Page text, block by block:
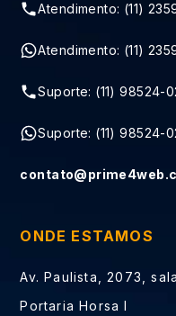
Atendimento: (11)
Atendimento: (11)
Suporte: (11) 98524-
Suporte: (11) 98524-
ONDE ESTAMOS
Av. Paulista, 2073,
Portaria Horsa I